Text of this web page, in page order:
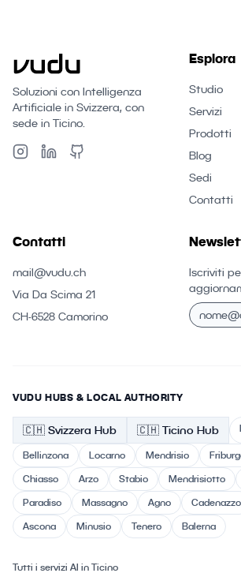
Soluzioni con Intelligenza
Artificiale in Svizzera, con
sede in Ticino.
Esplora
Studio
Servizi
Prodotti
Blog
Sedi
Contatti
Contatti
mail@vudu.ch
Via Da Scima 21
CH-6528 Camorino
Iscriviti
VUDU HUBS & LOCAL AUTHORITY
🇨🇭 Svizzera Hub 🇨🇭 Ticino Hub
Bellinzona Locarno Mendrisio
Chiasso
Arzo Stabio Mendrisiotto
Paradiso
Massagno Agno Cadenazzo
Ascona
Minusio Tenero Balerna
Tutti i servizi AI in Ticino